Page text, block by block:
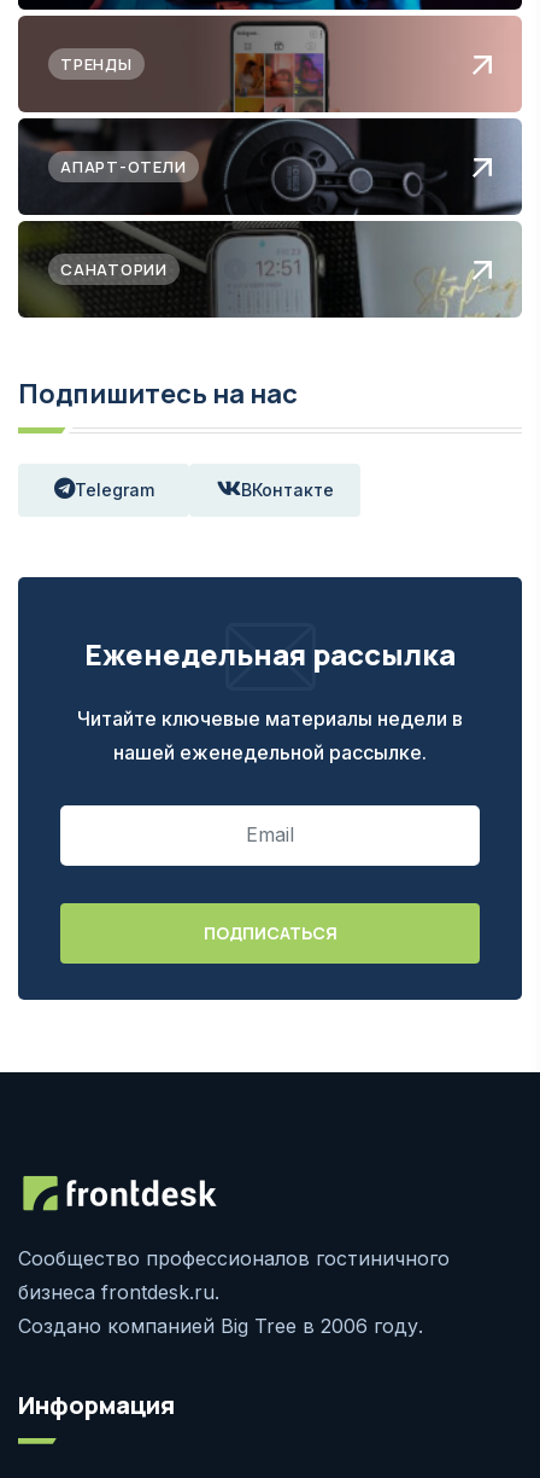
ТРЕНДЫ
АПАРТ-ОТЕЛИ
САНАТОРИИ
Подпишитесь на нас
Telegram ВКонтакте
Еженедельная рассылка
Читайте ключевые материалы недели в
нашей еженедельной рассылке.
Сообщество профессионалов гостиничного
бизнеса frontdesk.ru.
Создано компанией Big Tree в 2006 году.
Информация